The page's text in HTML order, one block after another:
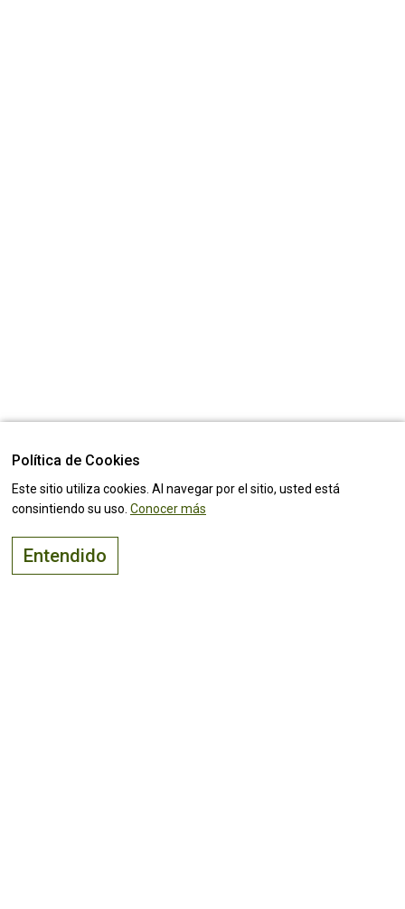
Política de Cookies
Este sitio utiliza cookies. Al navegar por el sitio, usted está
consintiendo su uso. Conocer más
Entendido